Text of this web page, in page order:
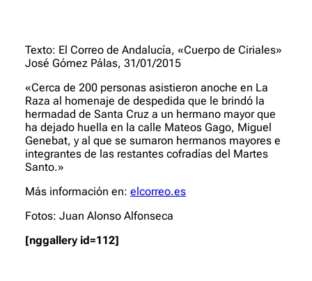
Texto: El Correo de Andalucía, «Cuerpo de Ciriales»
José Gómez Pálas, 31/01/2015
«Cerca de 200 personas asistieron anoche en La
Raza al homenaje de despedida que le brindó la
hermadad de Santa Cruz a un hermano mayor que
ha dejado huella en la calle Mateos Gago, Miguel
Genebat, y al que se sumaron hermanos mayores e
integrantes de las restantes cofradías del Martes
Santo.»
Más información en: elcorreo.es
Fotos: Juan Alonso Alfonseca
[nggallery id=112]